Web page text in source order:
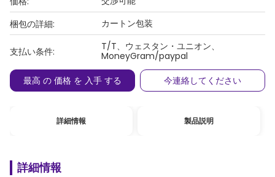
梱包の詳細:
カートン包装
支払い条件:
T/T、ウェスタン・ユニオン、
MoneyGram/paypal
最高 の 価格 を 入手 する
今連絡してください
詳細情報 製品説明
詳細情報